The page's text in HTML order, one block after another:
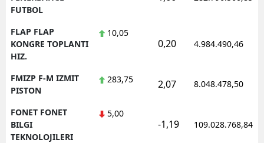
FUTBOL
FLAP FLAP
KONGRE TOPLANTI
HIZ.
10,05
0,20 4.984.490,46
FMIZP F-M IZMIT
PISTON
283,75 2,07 8.048.478,50
FONET FONET
BILGI
TEKNOLOJILERI
5,00
-1,19 109.028.768,84